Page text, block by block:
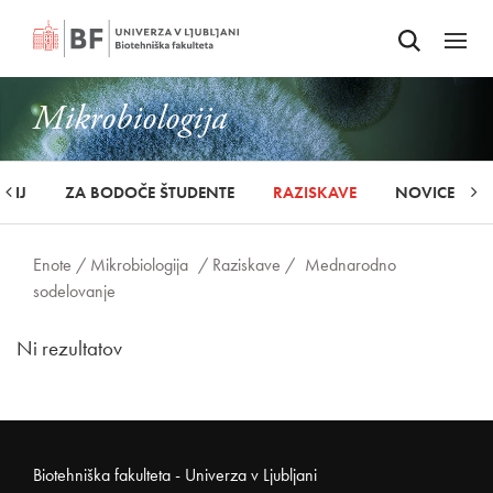
Odpri iskalnik
Odpri
Mikrobiologija
ZA BODOČE ŠTUDENTE RAZISKAVE NOVICE
Enote / Mikrobiologija / Raziskave / Mednarodno
sodelovanje
Ni rezultatov
Noga strani
Biotehniška fakulteta - Univerza v Ljubljani